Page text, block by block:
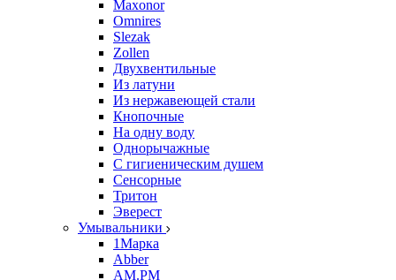
Maxonor
Omnires
Slezak
Zollen
Двухвентильные
Из латуни
Из нержавеющей стали
Кнопочные
На одну воду
Однорычажные
С гигиеническим душем
Сенсорные
Тритон
Эверест
Умывальники
1Марка
Abber
AM.PM